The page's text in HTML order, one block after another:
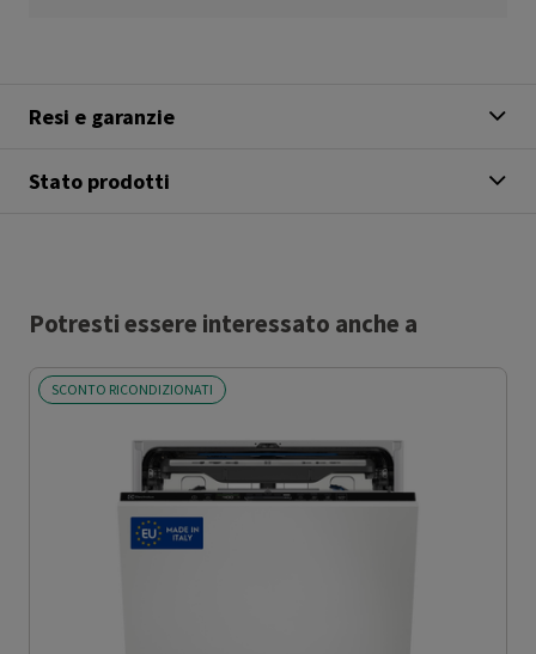
Resi e garanzie
Stato prodotti
Potresti essere interessato anche a
SCONTO RICONDIZIONATI